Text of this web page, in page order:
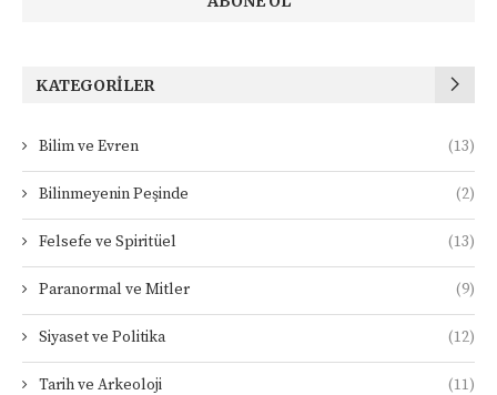
KATEGORILER
Bilim ve Evren (13)
Bilinmeyenin Peşinde (2)
Felsefe ve Spiritüel (13)
Paranormal ve Mitler (9)
Siyaset ve Politika (12)
Tarih ve Arkeoloji (11)